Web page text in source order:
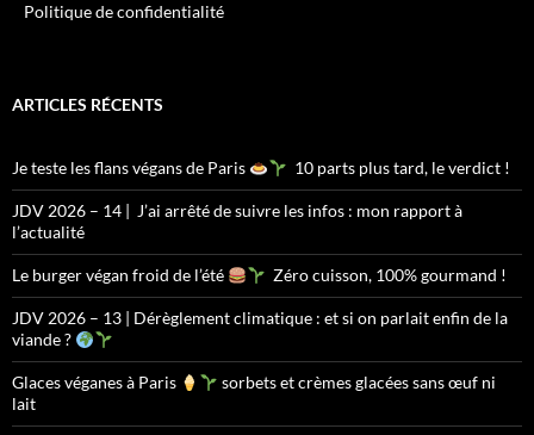
Politique de confidentialité
ARTICLES RÉCENTS
Je teste les flans végans de Paris 10 parts plus tard, le verdict !
JDV 2026 – 14 | J’ai arrêté de suivre les infos : mon rapport à
l’actualité
Le burger végan froid de l’été Zéro cuisson, 100% gourmand !
JDV 2026 – 13 | Dérèglement climatique : et si on parlait enfin de la
viande ?
Glaces véganes à Paris
sorbets et crèmes glacées sans œuf ni
lait